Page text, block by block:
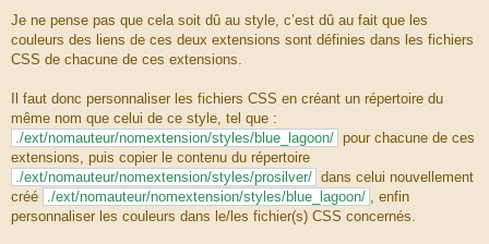
e
s
s
a
g
Je ne pense pas que cela soit dû au style, c’est dû au fait que les
couleurs des liens de ces deux extensions sont définies dans les fichiers
CSS de chacune de ces extensions.
Il faut donc personnaliser les fichiers CSS en créant un répertoire du
même nom que celui de ce style, tel que :
./ext/nomauteur/nomextension/styles/blue_lagoon/ pour chacune de ces
extensions, puis copier le contenu du répertoire
./ext/nomauteur/nomextension/styles/prosilver/ dans celui nouvellement
créé ./ext/nomauteur/nomextension/styles/blue_lagoon/ , enfin
personnaliser les couleurs dans le/les fichier(s) CSS concernés.